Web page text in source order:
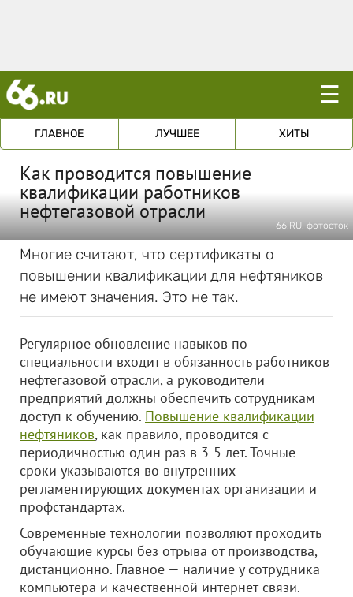
☰
ГЛАВНОЕ ЛУЧШЕЕ ХИТЫ
Как проводится повышение
квалификации работников
нефтегазовой отрасли
66.RU, фотосток
Многие считают, что сертификаты о
повышении квалификации для нефтяников
не имеют значения. Это не так.
Регулярное обновление навыков по
специальности входит в обязанность работников
нефтегазовой отрасли, а руководители
предприятий должны обеспечить сотрудникам
доступ к обучению. Повышение квалификации
нефтяников, как правило, проводится с
периодичностью один раз в 3-5 лет. Точные
сроки указываются во внутренних
регламентирующих документах организации и
профстандартах.
Современные технологии позволяют проходить
обучающие курсы без отрыва от производства,
дистанционно. Главное — наличие у сотрудника
компьютера и качественной интернет-связи.